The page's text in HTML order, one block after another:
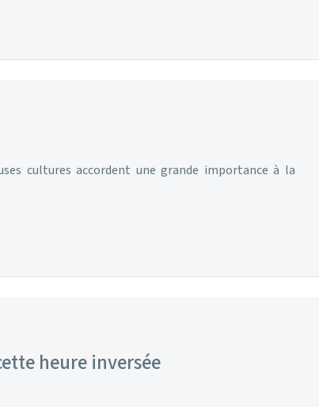
cultures accordent une grande importance à la
heure inversée